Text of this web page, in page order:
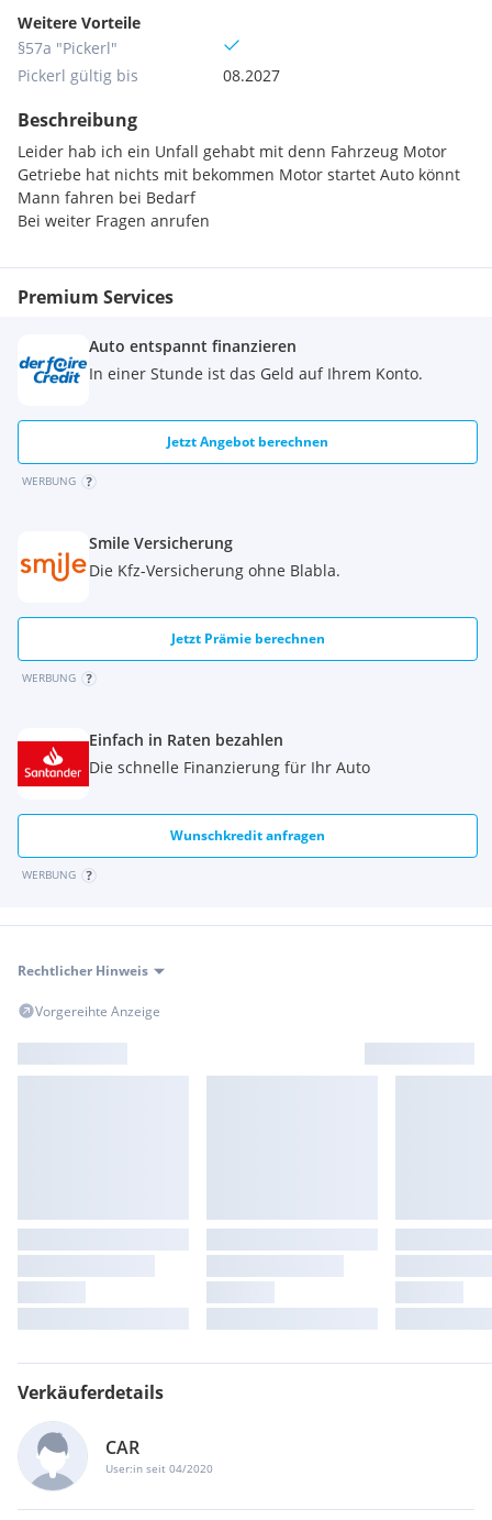
Weitere Vorteile
§57a "Pickerl"
Pickerl gültig bis
08.2027
Beschreibung
Leider hab ich ein Unfall gehabt mit denn Fahrzeug Motor
Getriebe hat nichts mit bekommen Motor startet Auto könnt
Mann fahren bei Bedarf
Bei weiter Fragen anrufen
Premium Services
Auto entspannt finanzieren
In einer Stunde ist das Geld auf Ihrem Konto.
Jetzt Angebot berechnen
WERBUNG
Smile Versicherung
Die Kfz-Versicherung ohne Blabla.
Jetzt Prämie berechnen
WERBUNG
Einfach in Raten bezahlen
Die schnelle Finanzierung für Ihr Auto
Wunschkredit anfragen
WERBUNG
Rechtlicher Hinweis
Vorgereihte Anzeige
Verkäuferdetails
CAR
User:in seit 04/2020